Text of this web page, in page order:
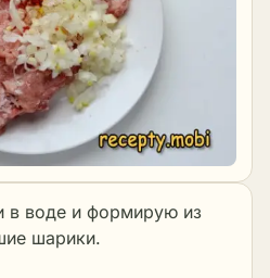
в воде и формирую из
шарики.